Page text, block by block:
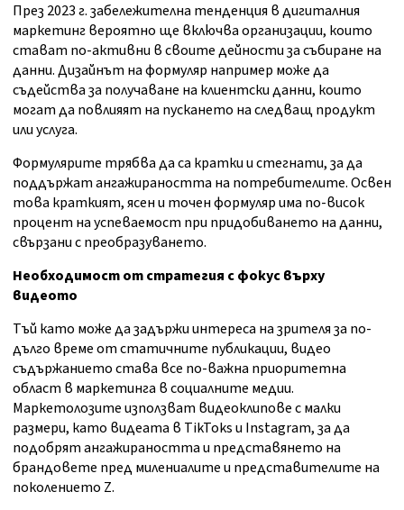
През 2023 г. забележителна тенденция в дигиталния
маркетинг вероятно ще включва организации, които
стават по-активни в своите дейности за събиране на
данни. Дизайнът на формуляр например може да
съдейства за получаване на клиентски данни, които
могат да повлияят на пускането на следващ продукт
или услуга.
Формулярите трябва да са кратки и стегнати, за да
поддържат ангажираността на потребителите. Освен
това краткият, ясен и точен формуляр има по-висок
процент на успеваемост при придобиването на данни,
свързани с преобразуването.
Необходимост от стратегия с фокус върху
видеото
Тъй като може да задържи интереса на зрителя за по-
дълго време от статичните публикации, видео
съдържанието става все по-важна приоритетна
област в маркетинга в социалните медии.
Маркетолозите използват видеоклипове с малки
размери, като видеата в TikToks и Instagram, за да
подобрят ангажираността и представянето на
брандовете пред милениалите и представителите на
поколението Z.